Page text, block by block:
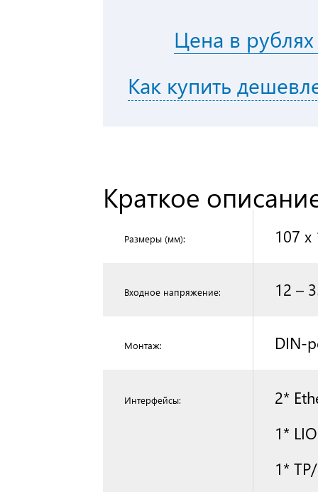
Цена в
Как купить
Краткое
Размеры (мм): 107
Входное напряжение: 12 –
Монтаж: DIN-
Интерфейсы:
2*
1*
1*